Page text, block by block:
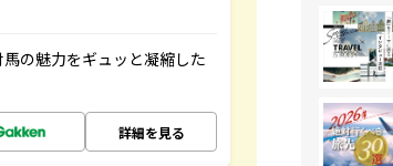
の魅力をギュッと凝縮した
詳細を見る